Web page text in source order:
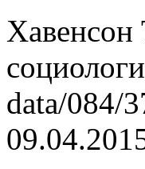
data/084/